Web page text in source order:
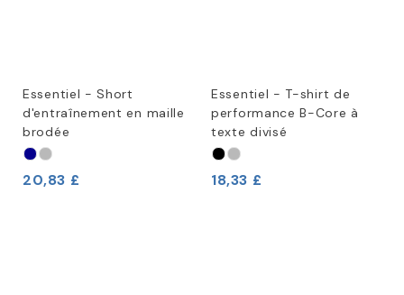
Essentiel - Short
d'entraînement en maille
brodée
20,83 £
Essentiel - T-shirt de
performance B-Core à
texte divisé
18,33 £